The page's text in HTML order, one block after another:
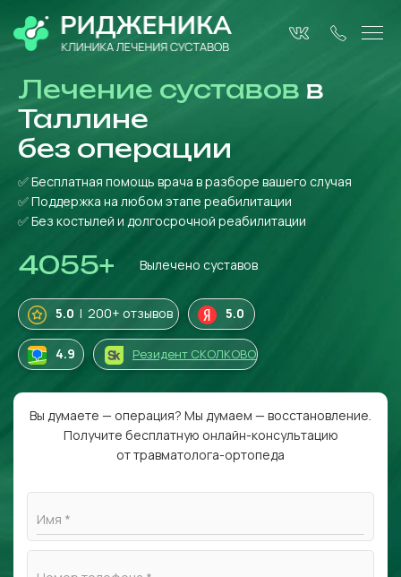
Лечение суставов в
Таллине
без операции
✅ Бесплатная помощь врача в разборе вашего случая
✅ Поддержка на любом этапе реабилитации
✅ Без костылей и долгосрочной реабилитации
4055+ Вылечено суставов
5.0 | 200+ отзывов 5.0
4.9 Резидент СКОЛКОВО
Вы думаете — операция? Мы думаем — восстановление.
Получите бесплатную онлайн-консультацию
от травматолога-ортопеда
Имя *